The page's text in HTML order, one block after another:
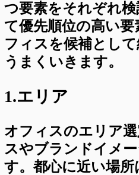
つ要素をそれぞれ
て優先順位の高い
フィスを候補とし
うまくいきます。
1.エリア
オフィスのエリア
スやブランドイメ
す。都心に近い場